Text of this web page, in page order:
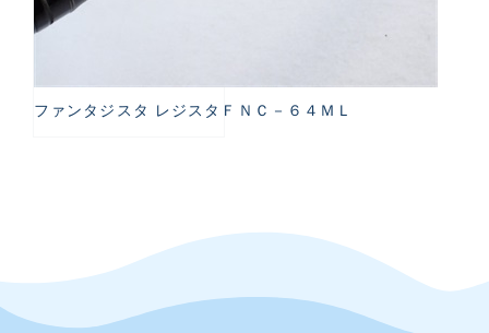
ファンタジスタ レジスタＦＮＣ－６４ＭＬ